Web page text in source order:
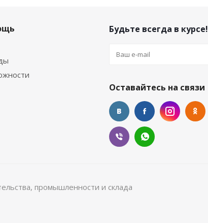
Будьте всегда в курсе!
Оставайтесь на связи
промышленности и склада